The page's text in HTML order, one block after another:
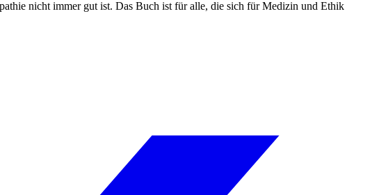
nicht immer gut ist. Das Buch ist für alle, die sich für Medizin und Ethik